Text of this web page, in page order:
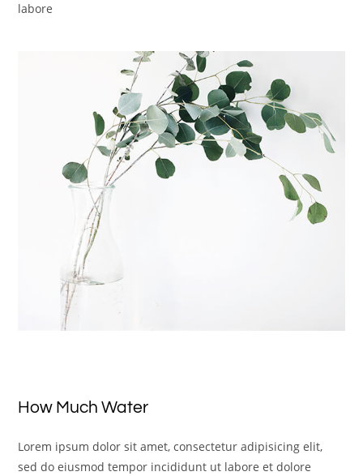
labore
How Much Water
Lorem ipsum dolor sit amet, consectetur adipisicing elit,
sed do eiusmod tempor incididunt ut labore et dolore